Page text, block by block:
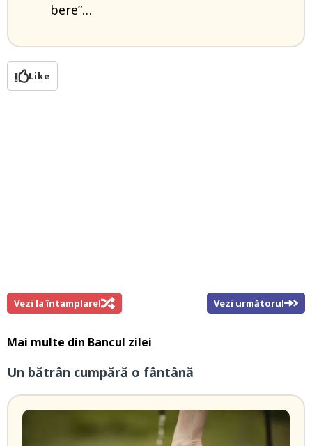
bere”…
Like
Vezi la întamplare! Vezi următorul
Mai multe din Bancul zilei
Un bătrân cumpără o fântână